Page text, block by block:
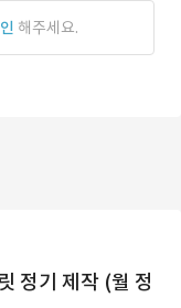
해주세요.
정기 제작 (월 정